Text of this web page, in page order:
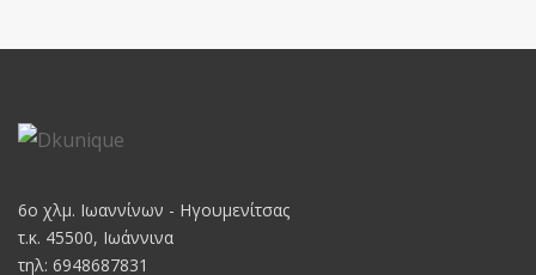
6o χλμ. Ιωαννίνων - Ηγουμενίτσας
τ.κ. 45500, Ιωάννινα
τηλ: 6948687831